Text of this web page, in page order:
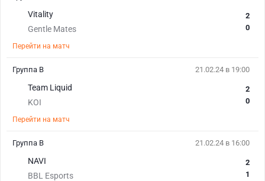
Vitality
Gentle Mates
2
0
Перейти на матч
21.02.24 в 19:00
Team Liquid
KOI
2
0
Перейти на матч
Группа B
21.02.24 в 16:00
NAVI
BBL Esports
2
1
Группа B